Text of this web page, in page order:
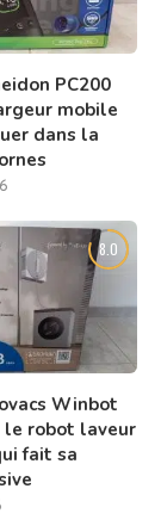
PC200
mobile
dans la
8.0
Winbot
le robot laveur
fait sa